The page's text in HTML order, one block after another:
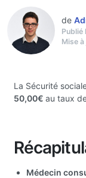
de
Mise
La Sécurité
50,00€ au taux
Médecin